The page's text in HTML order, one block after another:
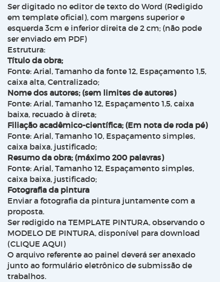
Ser digitado no editor de texto do Word (Redigido
em template oficial), com margens superior e
esquerda 3cm e inferior direita de 2 cm; (não pode
ser enviado em PDF)
Estrutura:
Título da obra;
Fonte: Arial, Tamanho da fonte 12, Espaçamento 1,5,
caixa alta, Centralizado;
Nome dos autores; (sem limites de autores)
Fonte: Arial, Tamanho 12, Espaçamento 1,5, caixa
baixa, recuado à direta;
Filiação acadêmico-científica; (Em nota de roda pé)
Fonte: Arial, Tamanho 10, Espaçamento simples,
caixa baixa, justificado;
Resumo da obra; (máximo 200 palavras)
Fonte: Arial, Tamanho 12, Espaçamento simples,
caixa baixa, justificado;
Fotografia da pintura
Enviar a fotografia da pintura juntamente com a
proposta.
Ser redigido na TEMPLATE PINTURA, observando o
MODELO DE PINTURA, disponível para download
(CLIQUE AQUI)
O arquivo referente ao painel deverá ser anexado
junto ao formulário eletrônico de submissão de
trabalhos.